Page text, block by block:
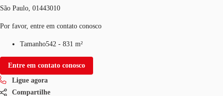
São Paulo, 01443010
Por favor, entre em contato conosco
Tamanho542 - 831 m²
Entre em contato conosco
Ligue agora
Compartilhe